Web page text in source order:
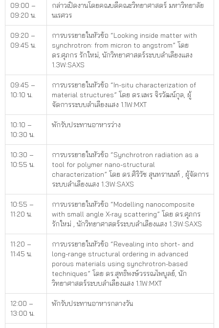
09:00 –
09:20 น.
กล่าวเปิดงานโดยคณบดีคณะวิทยาศาสตร์ มหาวิทยาลัย
นเรศวร
09:20 –
09:45 น.
การบรรยายในหัวข้อ “Looking inside matter with
synchrotron: from micron to angstrom” โดย
ดร.ศุภกร รักใหม่, นักวิทยาศาสตร์ระบบลำเลียงแสง
1.3W:SAXS
09:45 –
10:10 น.
การบรรยายในหัวข้อ “In-situ characterization of
material structures” โดย ดร.แพร จิรวัฒน์กุล, ผู้
จัดการระบบลำเลียงแสง 1.1W:MXT
10:10 –
10:30 น.
พักรับประทานอาหารว่าง
10:30 –
10:55 น.
การบรรยายในหัวข้อ “Synchrotron radiation as a
tool for polymer nano-structural
characterization” โดย ดร.ศิริวัช สุนทรานนท์ , ผู้จัดการ
ระบบลำเลียงแสง 1.3W:SAXS
10:55 –
11:20 น.
การบรรยายในหัวข้อ “Modelling nanocomposite
with small angle X-ray scattering” โดย ดร.ศุภกร
รักใหม่ , นักวิทยาศาสตร์ระบบลำเลียงแสง 1.3W:SAXS
11:20 –
11:45 น.
การบรรยายในหัวข้อ “Revealing into short- and
long-range structural ordering in advanced
porous materials using synchrotron-based
techniques” โดย ดร.สุทธิพงษ์วรรณไพบูลย์, นัก
วิทยาศาสตร์ระบบลำเลียงแสง 1.1W:MXT
12:00 –
13:00 น.
พักรับประทานอาหารกลางวัน